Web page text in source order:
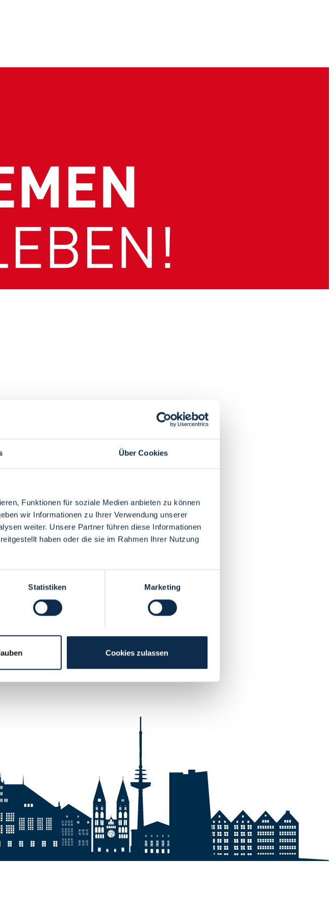
Über Cookies
Funktionen für soziale Medien anbieten zu können
wir Informationen zu Ihrer Verwendung unserer
weiter. Unsere Partner führen diese Informationen
haben oder die sie im Rahmen Ihrer Nutzung
Statistiken Marketing
Cookies zulassen